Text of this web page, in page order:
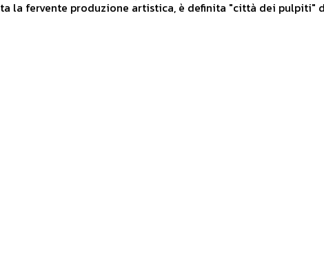
la fervente produzione artistica, è definita "città dei pulpiti"